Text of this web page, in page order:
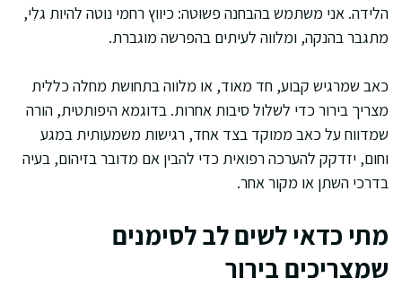
הלידה. אני משתמש בהבחנה פשוטה: כיווץ רחמי נוטה להיות גלִי,
מתגבר בהנקה, ומלווה לעיתים בהפרשה מוגברת.
כאב שמרגיש קבוע, חד מאוד, או מלווה בתחושת מחלה כללית
מצריך בירור כדי לשלול סיבות אחרות. בדוגמא היפותטית, הורה
שמדווח על כאב ממוקד בצד אחד, רגישות משמעותית במגע
וחום, יזדקק להערכה רפואית כדי להבין אם מדובר בזיהום, בעיה
בדרכי השתן או מקור אחר.
מתי כדאי לשים לב לסימנים
שמצריכים בירור